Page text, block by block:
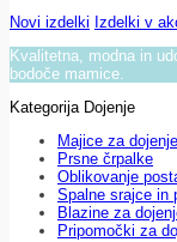
Novi izdelki Izdelki v
Kvalitetna, modna in
bodoče mamice.
Kategorija Dojenje
Majice za dojenje
Prsne črpalke
Oblikovanje
Spalne srajce in
Blazine za
Pripomočki za